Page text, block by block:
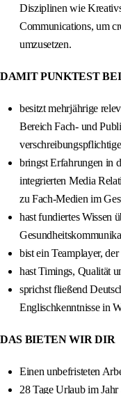
Disziplinen wie
Communications, um
umzusetzen.
DAMIT PUNKTEST BEI
besitzt mehrjährige
Bereich Fach- und
bringst Erfahrungen in
integrierten Media
zu Fach-Medien im
hast fundiertes Wissen
bist ein Teamplayer,
hast Timings, Qualität
sprichst fließend
Englischkenntnisse in
DAS BIETEN WIR DIR
Einen unbefristeten
28 Tage Urlaub im